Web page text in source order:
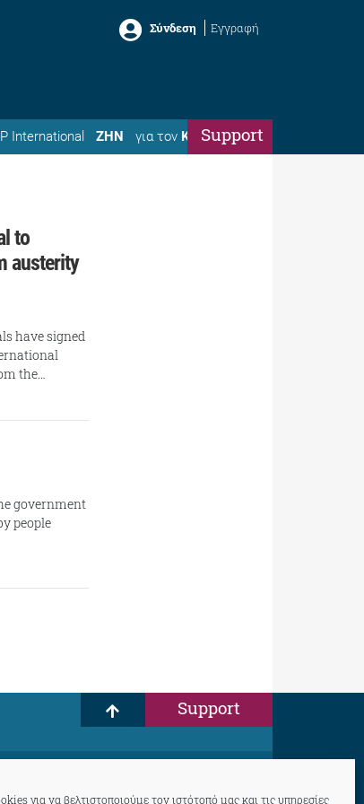
για να βελτιστοποιούμε τον ιστότοπό μας και τις υπηρεσίες
Σύνδεση Εγγραφή
International ΖΗΝ για τον ΚώσταSupport
to
austerity
have signed
the…
government
people
Support